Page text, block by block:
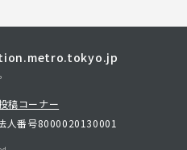
稿コーナー
人番号8000020130001